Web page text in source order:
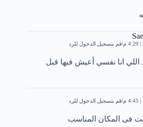
قم بتسجيل الدخول للرد
انا نفسي أعيش فيها قبل
قم بتسجيل الدخول للرد
فى المكان المناسب